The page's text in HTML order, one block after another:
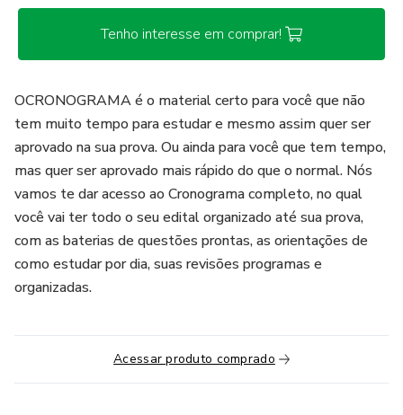
Tenho interesse em comprar!
OCRONOGRAMA é o material certo para você que não
tem muito tempo para estudar e mesmo assim quer ser
aprovado na sua prova. Ou ainda para você que tem tempo,
mas quer ser aprovado mais rápido do que o normal. Nós
vamos te dar acesso ao Cronograma completo, no qual
você vai ter todo o seu edital organizado até sua prova,
com as baterias de questões prontas, as orientações de
como estudar por dia, suas revisões programas e
organizadas.
Acessar produto comprado